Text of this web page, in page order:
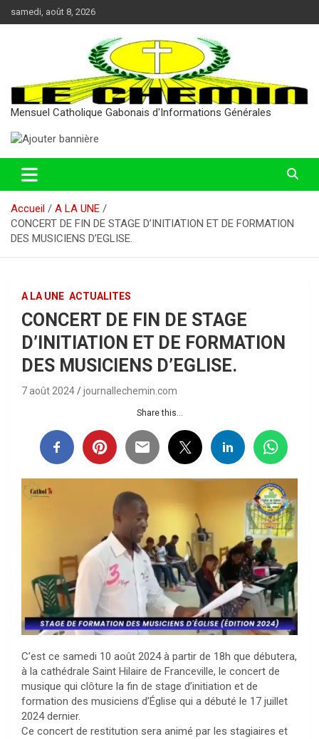
au
samedi, août 8, 2026
Mensuel Catholique Gabonais d'Informations Générales
Accueil
A LA UNE
CONCERT DE FIN DE STAGE D’INITIATION ET DE FORMATION
DES MUSICIENS D’EGLISE.
A LA UNE ACTUALITES
CONCERT DE FIN DE STAGE
D’INITIATION ET DE FORMATION
DES MUSICIENS D’EGLISE.
7 août 2024 journallechemin.com
Share this...
C’est ce samedi 10 août 2024 à partir de 18h que débutera,
à la cathédrale Saint Hilaire de Franceville, le concert de
musique qui clôture la fin de stage d’initiation et de
formation des musiciens d’Église qui a débuté le 17 juillet
2024 dernier.
Ce concert de restitution sera animé par les stagiaires et